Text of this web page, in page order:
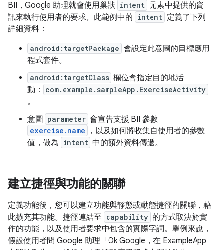
BII，Google 助理就會使用巢狀 intent 元素中提供的資
訊來執行使用者的要求。此範例中的 intent 定義了下列
詳細資料：
android:targetPackage 會設定此意圖的目標應用
程式套件。
android:targetClass 欄位會指定目的地活
動：
com.example.sampleApp.ExerciseActivity
。
意圖
parameter 會宣告支援 BII 參數
exercise.name
，以及如何將收集自使用者的參數
值，做為 intent 中的額外資料傳遞。
建立捷徑與功能的關聯
定義功能後，您可以建立功能與靜態或動態捷徑的關聯，藉
此擴充其功能。捷徑連結至 capability 的方式取決於實
作的功能，以及使用者要求中包含的實際字詞。舉例來說，
假設使用者問 Google 助理「Ok Google，在 ExampleApp